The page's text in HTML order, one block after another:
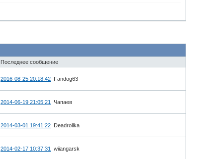
Последнее сообщение
2016-08-25 20:18:42 Fandog63
2014-06-19 21:05:21 Чапаев
2014-03-01 19:41:22 Deadrollka
2014-02-17 10:37:31 wiiangarsk